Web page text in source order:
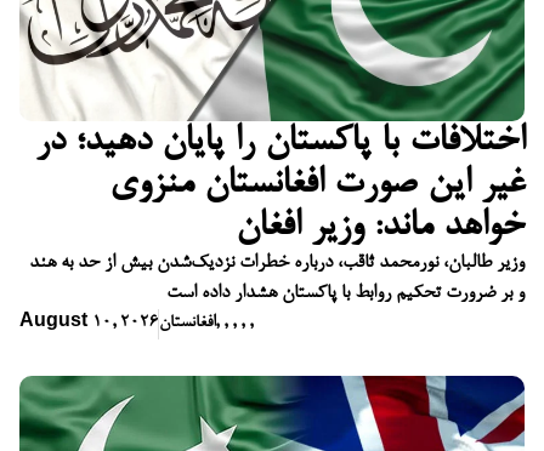
اختلافات با پاکستان را پایان دهید؛ در
غیر این صورت افغانستان منزوی
خواهد ماند: وزیر افغان
وزیر طالبان، نورمحمد ثاقب، درباره خطرات نزدیک‌شدن بیش از حد به هند
و بر ضرورت تحکیم روابط با پاکستان هشدار داده است
August 10, 2026افغانستان, , , , ,